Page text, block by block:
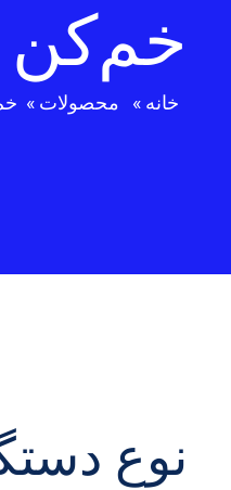
خم‌کن
خانه » محصولات »
نوع